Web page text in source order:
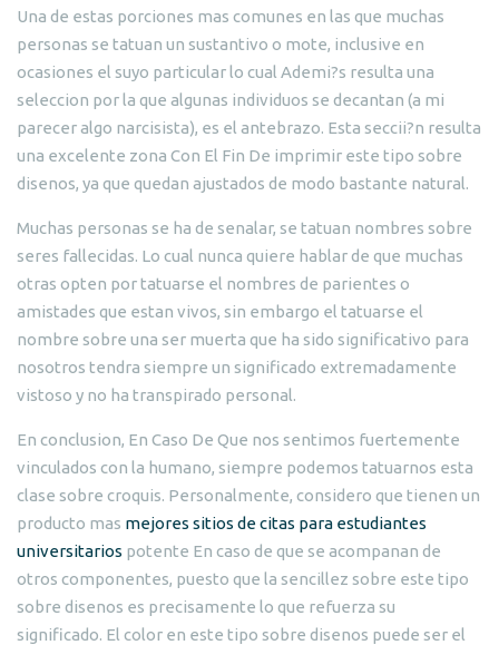
Una de estas porciones mas comunes en las que muchas
personas se tatuan un sustantivo o mote, inclusive en
ocasiones el suyo particular lo cual Ademi?s resulta una
seleccion por la que algunas individuos se decantan (a mi
parecer algo narcisista), es el antebrazo. Esta seccii?n resulta
una excelente zona Con El Fin De imprimir este tipo sobre
disenos, ya que quedan ajustados de modo bastante natural.
Muchas personas se ha de senalar, se tatuan nombres sobre
seres fallecidas. Lo cual nunca quiere hablar de que muchas
otras opten por tatuarse el nombres de parientes o
amistades que estan vivos, sin embargo el tatuarse el
nombre sobre una ser muerta que ha sido significativo para
nosotros tendra siempre un significado extremadamente
vistoso y no ha transpirado personal.
En conclusion, En Caso De Que nos sentimos fuertemente
vinculados con la humano, siempre podemos tatuarnos esta
clase sobre croquis. Personalmente, considero que tienen un
producto mas mejores sitios de citas para estudiantes
universitarios potente En caso de que se acompanan de
otros componentes, puesto que la sencillez sobre este tipo
sobre disenos es precisamente lo que refuerza su
significado. El color en este tipo sobre disenos puede ser el